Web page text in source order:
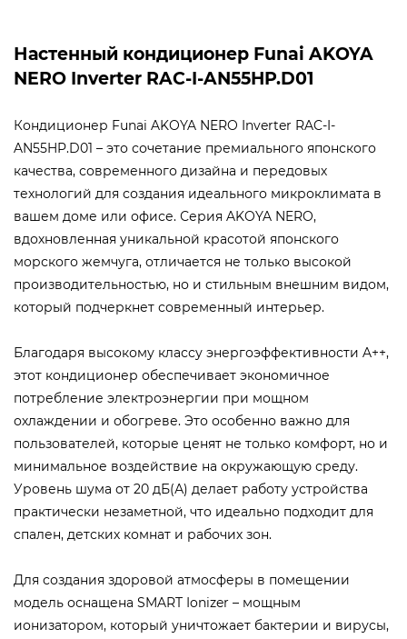
Настенный кондиционер Funai AKOYA
NERO Inverter RAC-I-AN55HP.D01
Кондиционер Funai AKOYA NERO Inverter RAC-I-
AN55HP.D01 – это сочетание премиального японского
качества, современного дизайна и передовых
технологий для создания идеального микроклимата в
вашем доме или офисе. Серия AKOYA NERO,
вдохновленная уникальной красотой японского
морского жемчуга, отличается не только высокой
производительностью, но и стильным внешним видом,
который подчеркнет современный интерьер.
Благодаря высокому классу энергоэффективности A++,
этот кондиционер обеспечивает экономичное
потребление электроэнергии при мощном
охлаждении и обогреве. Это особенно важно для
пользователей, которые ценят не только комфорт, но и
минимальное воздействие на окружающую среду.
Уровень шума от 20 дБ(А) делает работу устройства
практически незаметной, что идеально подходит для
спален, детских комнат и рабочих зон.
Для создания здоровой атмосферы в помещении
модель оснащена SMART Ionizer – мощным
ионизатором, который уничтожает бактерии и вирусы,